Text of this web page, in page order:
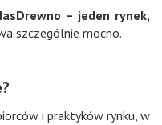
– jeden rynek,
szczególnie mocno.
i praktyków rynku, w